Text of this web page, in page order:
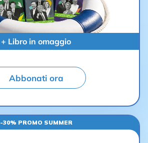
+ Libro in omaggio
Abbonati ora
-30% PROMO SUMMER